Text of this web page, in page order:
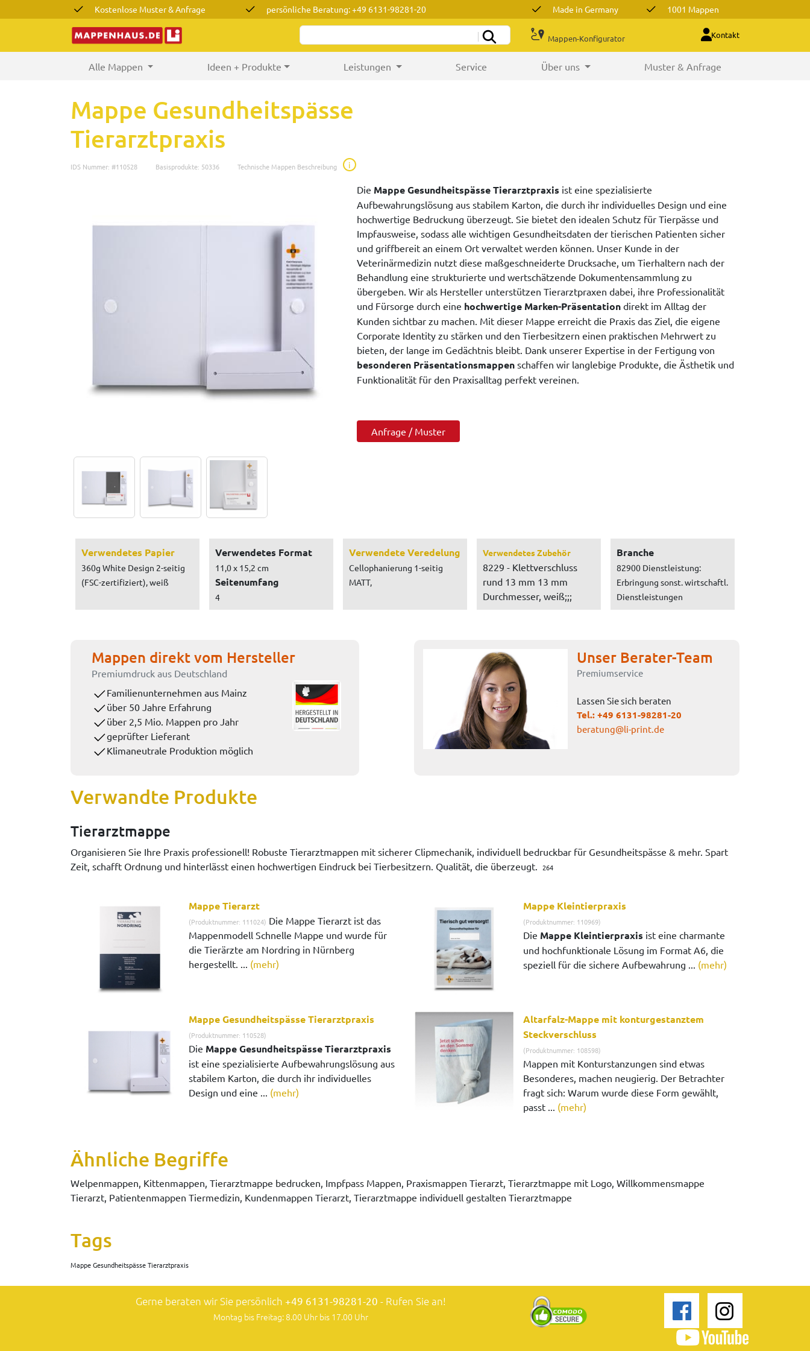
Kostenlose Muster & Anfrage persönliche Beratung: +49 6131-98281-20 Made in Germany 1001 Mappen
Mappen-Konfigurator Kontakt
Alle Mappen (current) Ideen + Produkte Leistungen Service Über uns Muster & Anfrage
Mappe Gesundheitspässe
Tierarztpraxis
IDS Nummer: #110528 Basisprodukte: 50336 Technische Mappen Beschreibung i
Die Mappe Gesundheitspässe Tierarztpraxis ist eine spezialisierte
Aufbewahrungslösung aus stabilem Karton, die durch ihr individuelles Design und eine
hochwertige Bedruckung überzeugt. Sie bietet den idealen Schutz für Tierpässe und
Impfausweise, sodass alle wichtigen Gesundheitsdaten der tierischen Patienten sicher
und griffbereit an einem Ort verwaltet werden können. Unser Kunde in der
Veterinärmedizin nutzt diese maßgeschneiderte Drucksache, um Tierhaltern nach der
Behandlung eine strukturierte und wertschätzende Dokumentensammlung zu
übergeben. Wir als Hersteller unterstützen Tierarztpraxen dabei, ihre Professionalität
und Fürsorge durch eine hochwertige Marken-Präsentation direkt im Alltag der
Kunden sichtbar zu machen. Mit dieser Mappe erreicht die Praxis das Ziel, die eigene
Corporate Identity zu stärken und den Tierbesitzern einen praktischen Mehrwert zu
bieten, der lange im Gedächtnis bleibt. Dank unserer Expertise in der Fertigung von
besonderen Präsentationsmappen schaffen wir langlebige Produkte, die Ästhetik und
Funktionalität für den Praxisalltag perfekt vereinen.
Anfrage / Muster
Verwendetes Papier
360g White Design 2-seitig
(FSC-zertifiziert), weiß
Verwendetes Format
11,0 x 15,2 cm
Seitenumfang
4
Verwendete Veredelung
Cellophanierung 1-seitig
MATT,
Verwendetes Zubehör
8229 - Klettverschluss
rund 13 mm 13 mm
Durchmesser, weiß;;;
Branche
82900 Dienstleistung:
Erbringung sonst. wirtschaftl.
Dienstleistungen
Mappen direkt vom Hersteller
Premiumdruck aus Deutschland
Familienunternehmen aus Mainz
über 50 Jahre Erfahrung
über 2,5 Mio. Mappen pro Jahr
geprüfter Lieferant
Klimaneutrale Produktion möglich
Unser Berater-Team
Premiumservice
Lassen Sie sich beraten
Tel.: +49 6131-98281-20
beratung@li-print.de
Verwandte Produkte
Tierarztmappe
Organisieren Sie Ihre Praxis professionell! Robuste Tierarztmappen mit sicherer Clipmechanik, individuell bedruckbar für Gesundheitspässe & mehr. Spart
Zeit, schafft Ordnung und hinterlässt einen hochwertigen Eindruck bei Tierbesitzern. Qualität, die überzeugt.
264
Mappe Tierarzt
(Produktnummer: 111024) Die Mappe Tierarzt ist das
Mappenmodell Schnelle Mappe und wurde für
die Tierärzte am Nordring in Nürnberg
hergestellt. ... (mehr)
Mappe Kleintierpraxis
(Produktnummer: 110969)
Die Mappe Kleintierpraxis ist eine charmante
und hochfunktionale Lösung im Format A6, die
speziell für die sichere Aufbewahrung ... (mehr)
Mappe Gesundheitspässe Tierarztpraxis
(Produktnummer: 110528)
Die Mappe Gesundheitspässe Tierarztpraxis
ist eine spezialisierte Aufbewahrungslösung aus
stabilem Karton, die durch ihr individuelles
Design und eine ... (mehr)
Altarfalz-Mappe mit konturgestanztem
Steckverschluss
(Produktnummer: 108598)
Mappen mit Konturstanzungen sind etwas
Besonderes, machen neugierig. Der Betrachter
fragt sich: Warum wurde diese Form gewählt,
passt ... (mehr)
Ähnliche Begriffe
Welpenmappen, Kittenmappen, Tierarztmappe bedrucken, Impfpass Mappen, Praxismappen Tierarzt, Tierarztmappe mit Logo, Willkommensmappe
Tierarzt, Patientenmappen Tiermedizin, Kundenmappen Tierarzt, Tierarztmappe individuell gestalten Tierarztmappe
Tags
Mappe Gesundheitspässe Tierarztpraxis
Gerne beraten wir Sie persönlich +49 6131-98281-20 - Rufen Sie an!
Montag bis Freitag: 8.00 Uhr bis 17.00 Uhr